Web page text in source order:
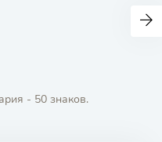
- 50 знаков.